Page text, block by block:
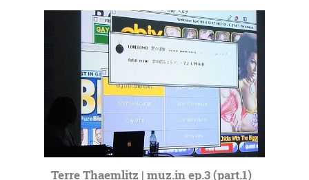
Terre Thaemlitz | muz.in ep.3 (part.1)